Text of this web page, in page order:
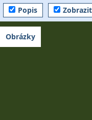
Popis
Obrázky